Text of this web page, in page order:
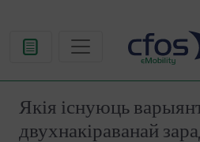
Якія існуюць
двухнакіраванай